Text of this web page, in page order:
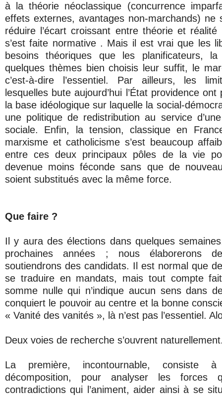
à la théorie néoclassique (concurrence
effets externes, avantages non-marchands) ne
réduire l’écart croissant entre théorie et
s’est faite normative . Mais il est vrai que les
besoins théoriques que les planificateurs, la
quelques thèmes bien choisis leur suffit, le
c’est-à-dire l’essentiel. Par ailleurs, les
lesquelles bute aujourd’hui l’État providence
la base idéologique sur laquelle la social-
une politique de redistribution au service
sociale. Enfin, la tension, classique en
marxisme et catholicisme s’est beaucoup
entre ces deux principaux pôles de la vie
devenue moins féconde sans que de
soient substitués avec la même force.
Que faire ?
Il y aura des élections dans quelques
prochaines années ; nous élaborerons
soutiendrons des candidats. Il est normal que
se traduire en mandats, mais tout compte
somme nulle qui n’indique aucun sens dans
conquiert le pouvoir au centre et la bonne
« Vanité des vanités », là n’est pas l’essentiel.
Deux voies de recherche s’ouvrent
La première, incontournable, consiste
décomposition, pour analyser les
contradictions qui l’animent, aider ainsi à se